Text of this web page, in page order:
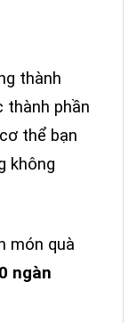
thành
thành phần
thể bạn
không
món quà
ngàn